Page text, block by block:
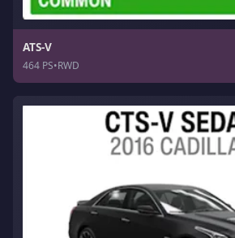
ATS-V
464 PS•RWD